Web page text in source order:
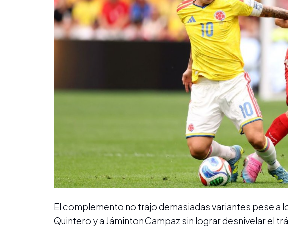
El complemento no trajo demasiadas variantes pese a
Quintero y a Jáminton Campaz sin lograr desnivelar el